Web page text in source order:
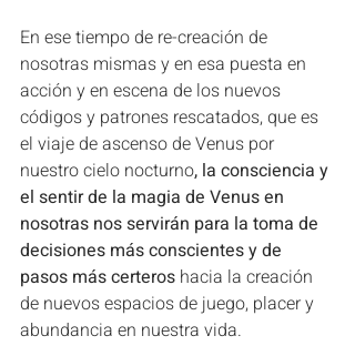
En ese tiempo de re-creación de
nosotras mismas y en esa puesta en
acción y en escena de los nuevos
códigos y patrones rescatados, que es
el viaje de ascenso de Venus por
nuestro cielo nocturno, la consciencia y
el sentir de la magia de Venus en
nosotras nos servirán para la toma de
decisiones más conscientes y de
pasos más certeros hacia la creación
de nuevos espacios de juego, placer y
abundancia en nuestra vida.